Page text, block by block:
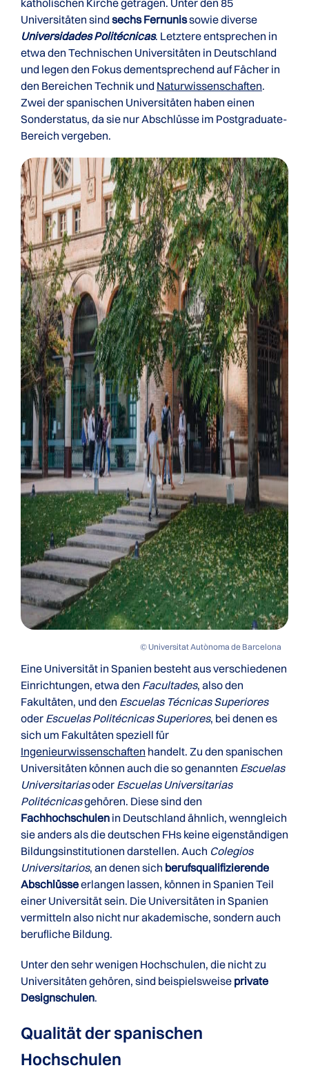
katholischen Kirche getragen. Unter den 85
Universitäten sind sechs Fernunissowie diverse
Universidades Politécnicas. Letztere entsprechen in
etwa den Technischen Universitäten in Deutschland
und legen den Fokus dementsprechend auf Fächer in
den Bereichen Technik und Naturwissenschaften.
Zwei der spanischen Universitäten haben einen
Sonderstatus, da sie nur Abschlüsse im Postgraduate-
Bereich vergeben.
© Universitat Autònoma de Barcelona
Eine Universität in Spanien besteht aus verschiedenen
Einrichtungen, etwa den Facultades, also den
Fakultäten, und den Escuelas Técnicas Superiores
oder Escuelas Politécnicas Superiores, bei denen es
sich um Fakultäten speziell für
Ingenieurwissenschaften handelt. Zu den spanischen
Universitäten können auch die so genannten Escuelas
Universitariasoder Escuelas Universitarias
Politécnicasgehören. Diese sind den
Fachhochschulen in Deutschland ähnlich, wenngleich
sie anders als die deutschen FHs keine eigenständigen
Bildungsinstitutionen darstellen. Auch Colegios
Universitarios, an denen sich berufsqualifizierende
Abschlüsseerlangen lassen, können in Spanien Teil
einer Universität sein. Die Universitäten in Spanien
vermitteln also nicht nur akademische, sondern auch
berufliche Bildung.
Unter den sehr wenigen Hochschulen, die nicht zu
Universitäten gehören, sind beispielsweise private
Designschulen.
Qualität der spanischen
Hochschulen